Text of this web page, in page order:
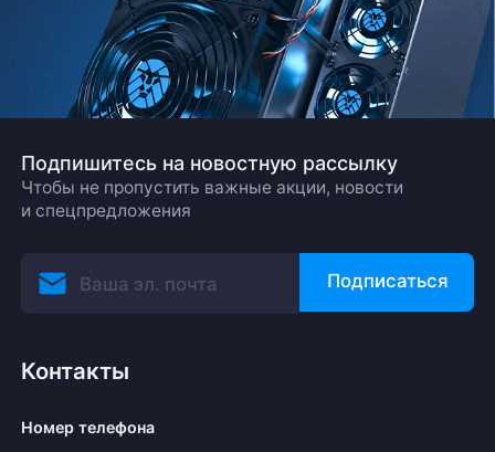
Подпишитесь на новостную рассылку
Чтобы не пропустить важные акции, новости
и спецпредложения
Подписаться
Контакты
Номер телефона